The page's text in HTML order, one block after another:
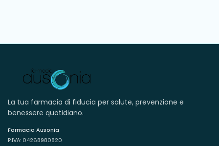
La tua farmacia di fiducia per salute, prevenzione e
benessere quotidiano.
Farmacia Ausonia
P.IVA: 04268980820